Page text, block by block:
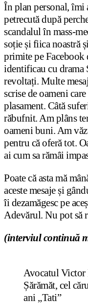
În plan personal, îmi
petrecută după
scandalul în mass-
soție și fiica noastră
primite pe Facebook
identificau cu drama
revoltați. Multe
scrise de oameni
plasament. Câtă
răbufnit. Am plâns
oameni buni. Am
pentru că oferă tot.
ai cum sa rămâi
Poate că asta mă
aceste mesaje și
îi dezamăgesc pe
Adevărul. Nu pot să
(interviul continuă
Avocatul Victor
Șărămăt, cel
ani „Tati”